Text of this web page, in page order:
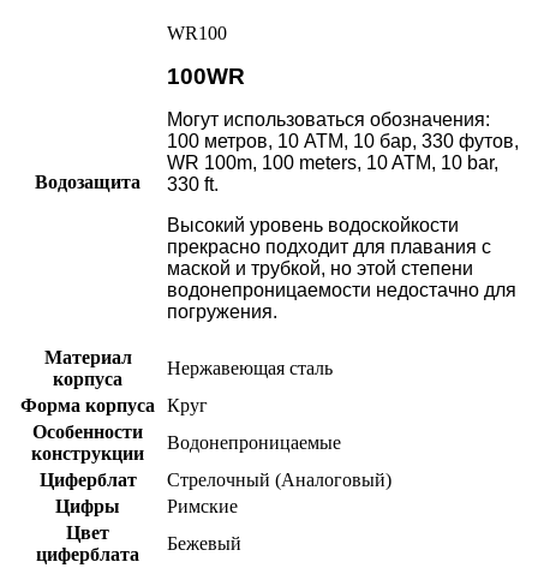
Водозащита
WR100
100WR
Могут использоваться обозначения:
100 метров, 10 АТМ, 10 бар, 330 футов,
WR 100m, 100 meters, 10 ATM, 10 bar,
330 ft.
Высокий уровень водоскойкости
прекрасно подходит для плавания с
маской и трубкой, но этой степени
водонепроницаемости недостачно для
погружения.
Материал
корпуса
Нержавеющая сталь
Форма корпуса
Круг
Особенности
конструкции
Водонепроницаемые
Циферблат
Стрелочный (Аналоговый)
Цифры
Римские
Цвет
циферблата
Бежевый